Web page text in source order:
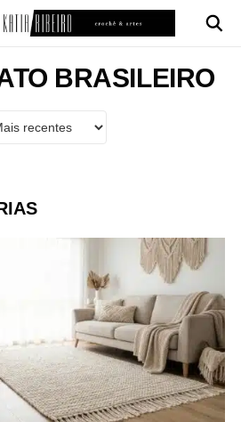
BRASILEIRO